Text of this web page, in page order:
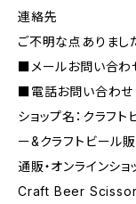
連絡先
ご不明な点ありまし
■メールお問い合
■電話お問い合
ショップ名：クラフ
ー&クラフトビール
通販・オンラインショ
Craft Beer Scissors(